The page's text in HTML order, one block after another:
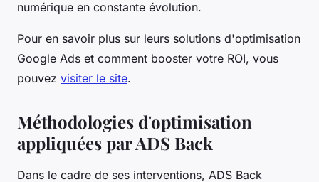
numérique en constante évolution.
Pour en savoir plus sur leurs solutions d'optimisation
Google Ads et comment booster votre ROI, vous
pouvez visiter le site.
Méthodologies d'optimisation
appliquées par ADS Back
Dans le cadre de ses interventions, ADS Back